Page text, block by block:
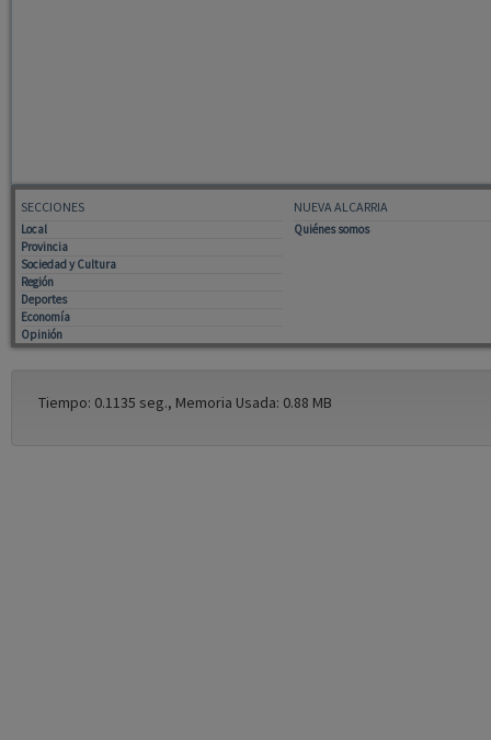
SECCIONES
Local
Provincia
Sociedad y Cultura
Región
Deportes
Economía
Opinión
NUEVA ALCARRIA
Quiénes somos
Tiempo: 0.1135 seg., Memoria Usada: 0.88 MB